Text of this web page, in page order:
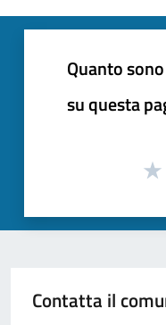
Quanto
su questa
Contatta il